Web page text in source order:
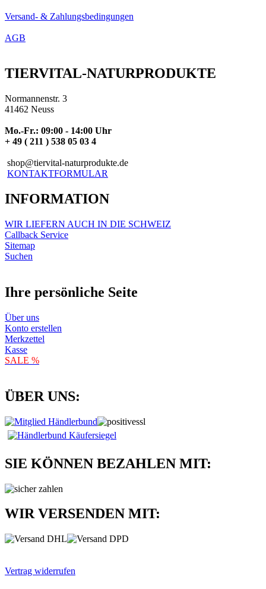
Versand- & Zahlungsbedingungen
AGB
TIERVITAL-NATURPRODUKTE
Normannenstr. 3
41462 Neuss
Mo.-Fr.: 09:00 - 14:00 Uhr
+ 49 ( 211 ) 538 05 03 4
shop@tiervital-naturprodukte.de
KONTAKTFORMULAR
INFORMATION
WIR LIEFERN AUCH IN DIE SCHWEIZ
Callback Service
Sitemap
Suchen
Ihre persönliche Seite
Über uns
Konto erstellen
Merkzettel
Kasse
SALE %
ÜBER UNS:
SIE KÖNNEN BEZAHLEN MIT:
WIR VERSENDEN MIT:
Vertrag widerrufen